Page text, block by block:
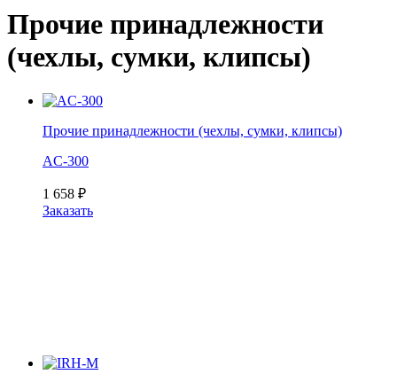
Прочие принадлежности
(чехлы, сумки, клипсы)
Прочие принадлежности (чехлы, сумки, клипсы)
AC-300
1 658 ₽
Заказать